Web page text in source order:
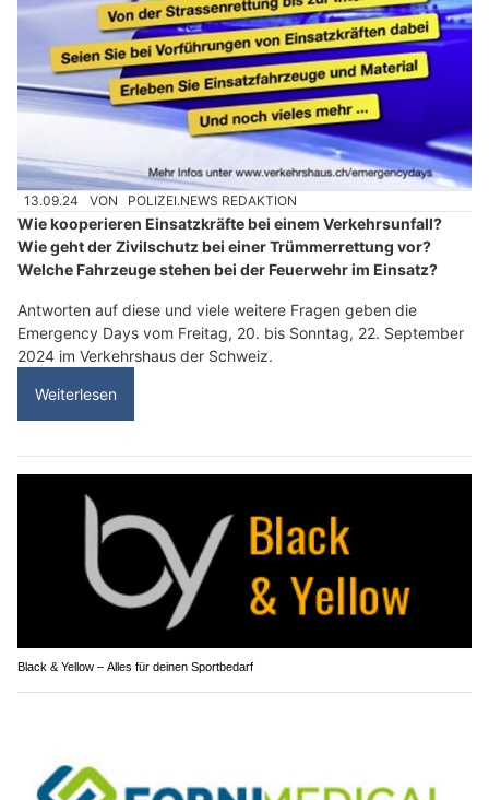
13.09.24 VON POLIZEI.NEWS REDAKTION
Wie kooperieren Einsatzkräfte bei einem Verkehrsunfall?
Wie geht der Zivilschutz bei einer Trümmerrettung vor?
Welche Fahrzeuge stehen bei der Feuerwehr im Einsatz?
Antworten auf diese und viele weitere Fragen geben die
Emergency Days vom Freitag, 20. bis Sonntag, 22. September
2024 im Verkehrshaus der Schweiz.
Weiterlesen
Black & Yellow – Alles für deinen Sportbedarf